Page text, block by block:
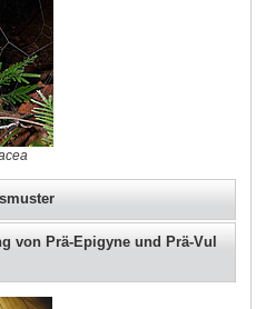
von Prä-Epigyne und Prä-Vul